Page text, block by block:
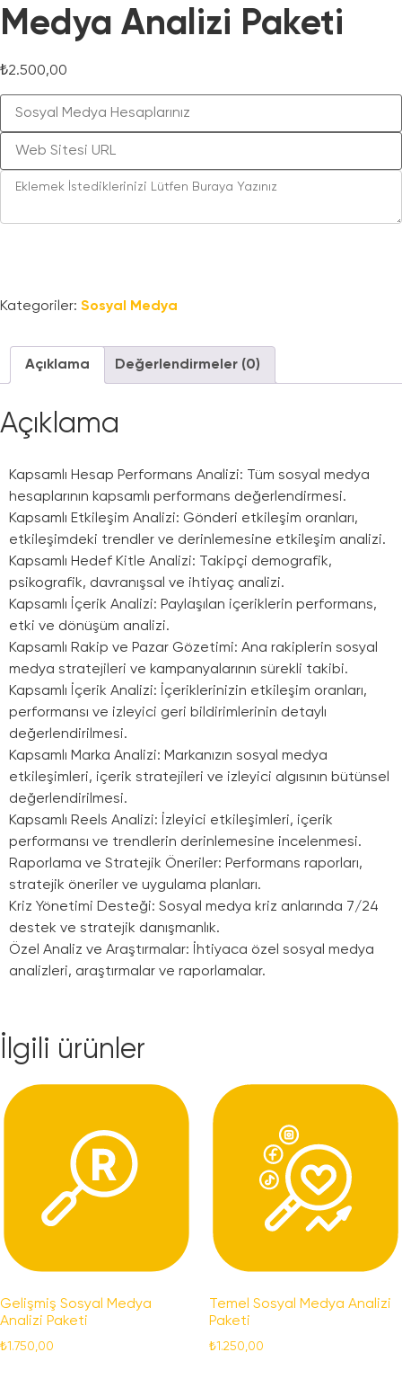
Medya Analizi Paketi
₺2.500,00
Kategoriler: Sosyal Medya
Açıklama Değerlendirmeler (0)
Açıklama
Kapsamlı Hesap Performans Analizi: Tüm sosyal medya
hesaplarının kapsamlı performans değerlendirmesi.
Kapsamlı Etkileşim Analizi: Gönderi etkileşim oranları,
etkileşimdeki trendler ve derinlemesine etkileşim analizi.
Kapsamlı Hedef Kitle Analizi: Takipçi demografik,
psikografik, davranışsal ve ihtiyaç analizi.
Kapsamlı İçerik Analizi: Paylaşılan içeriklerin performans,
etki ve dönüşüm analizi.
Kapsamlı Rakip ve Pazar Gözetimi: Ana rakiplerin sosyal
medya stratejileri ve kampanyalarının sürekli takibi.
Kapsamlı İçerik Analizi: İçeriklerinizin etkileşim oranları,
performansı ve izleyici geri bildirimlerinin detaylı
değerlendirilmesi.
Kapsamlı Marka Analizi: Markanızın sosyal medya
etkileşimleri, içerik stratejileri ve izleyici algısının bütünsel
değerlendirilmesi.
Kapsamlı Reels Analizi: İzleyici etkileşimleri, içerik
performansı ve trendlerin derinlemesine incelenmesi.
Raporlama ve Stratejik Öneriler: Performans raporları,
stratejik öneriler ve uygulama planları.
Kriz Yönetimi Desteği: Sosyal medya kriz anlarında 7/24
destek ve stratejik danışmanlık.
Özel Analiz ve Araştırmalar: İhtiyaca özel sosyal medya
analizleri, araştırmalar ve raporlamalar.
İlgili ürünler
Gelişmiş Sosyal Medya
Analizi Paketi
₺1.750,00
Temel Sosyal Medya Analizi
Paketi
₺1.250,00